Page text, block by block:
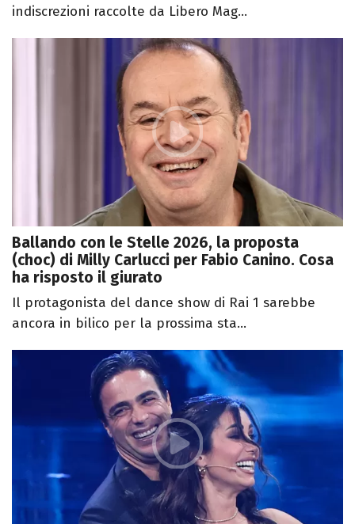
indiscrezioni raccolte da Libero Mag...
Ballando con le Stelle 2026, la proposta
(choc) di Milly Carlucci per Fabio Canino. Cosa
ha risposto il giurato
Il protagonista del dance show di Rai 1 sarebbe
ancora in bilico per la prossima sta...